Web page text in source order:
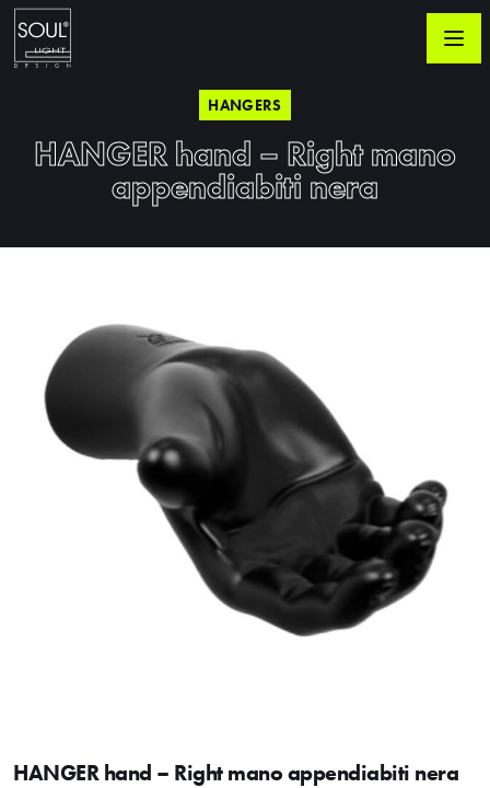
HANGERS
HANGER hand – Right mano
appendiabiti nera
HANGER hand – Right mano appendiabiti nera